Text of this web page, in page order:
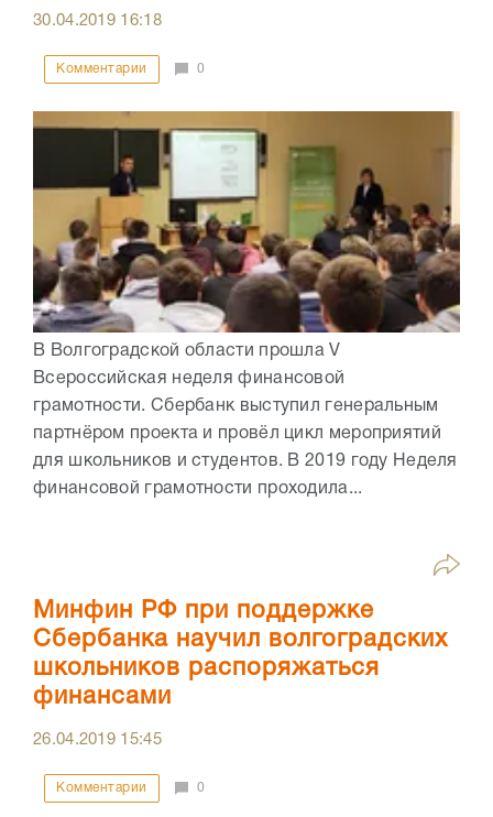
30.04.2019 16:18
Комментарии 0
В Волгоградской области прошла V
Всероссийская неделя финансовой
грамотности. Сбербанк выступил генеральным
партнёром проекта и провёл цикл мероприятий
для школьников и студентов. В 2019 году Неделя
финансовой грамотности проходила...
Минфин РФ при поддержке
Сбербанка научил волгоградских
школьников распоряжаться
финансами
26.04.2019 15:45
Комментарии 0